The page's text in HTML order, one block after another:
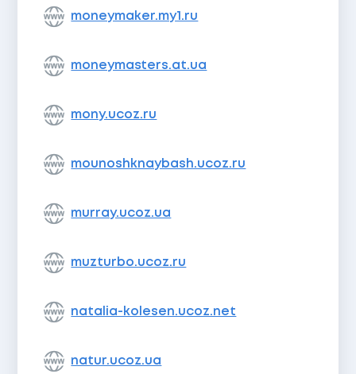
moneymaker.my1.ru
moneymasters.at.ua
mony.ucoz.ru
mounoshknaybash.ucoz.ru
murray.ucoz.ua
muzturbo.ucoz.ru
natalia-kolesen.ucoz.net
natur.ucoz.ua